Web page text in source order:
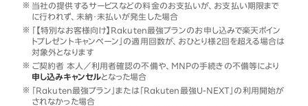
当社の提供するサービスなどの料金のお支払いが、お支払い期限まで
に行われず、未納・未払いが発生した場合
「【特別なお客様向け】Rakuten最強プランのお申し込みで楽天ポイン
トプレゼントキャンペーン」の適用回数が、おひとり様2回を超える場合は
対象外となります
ご契約者 本人／利用者確認の不備や、MNPの手続きの不備等により
申し込みキャンセルとなった場合
「Rakuten最強プラン」または「Rakuten最強U-NEXT」の利用開始が
されなかった場合